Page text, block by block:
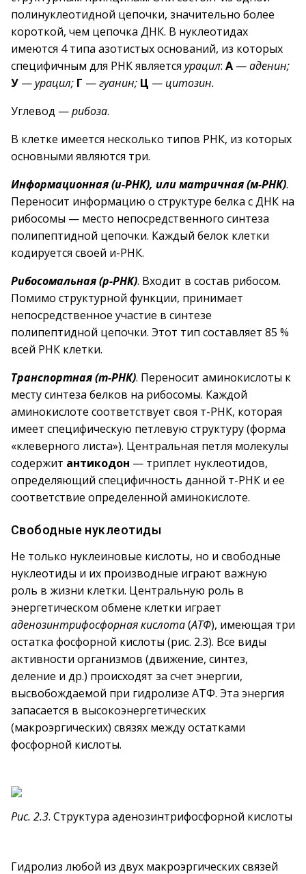
полинуклеотидной цепочки, значительно более
короткой, чем цепочка ДНК. В нуклеотидах
имеются 4 типа азотистых оснований, из которых
специфичным для РНК является урацил: А —аденин;
У —урацил; Г —гуанин; Ц — цитозин.
Углевод —рибоза.
В клетке имеется несколько типов РНК, из которых
основными являются три.
Информационная (и-РНК), или матричная (м-РНК).
Переносит информацию о структуре белка с ДНК на
рибосомы — место непосредственного синтеза
полипептидной цепочки. Каждый белок клетки
кодируется своей и-РНК.
Рибосомальная (р-РНК). Входит в состав рибосом.
Помимо структурной функции, принимает
непосредственное участие в синтезе
полипептидной цепочки. Этот тип составляет 85 %
всей РНК клетки.
Транспортная (т-РНК). Переносит аминокислоты к
месту синтеза белков на рибосомы. Каждой
аминокислоте соответствует своя т-РНК, которая
имеет специфическую петлевую структуру (форма
«клеверного листа»). Центральная петля молекулы
содержит антикодон — триплет нуклеотидов,
определяющий специфичность данной т-РНК и ее
соответствие определенной аминокислоте.
Свободные нуклеотиды
Не только нуклеиновые кислоты, но и свободные
нуклеотиды и их производные играют важную
роль в жизни клетки. Центральную роль в
энергетическом обмене клетки играет
аденозинтрифосфорная кислота(АТФ), имеющая три
остатка фосфорной кислоты (рис. 2.3). Все виды
активности организмов (движение, синтез,
деление и др.) происходят за счет энергии,
высвобождаемой при гидролизе АТФ. Эта энергия
запасается в высокоэнергетических
(макроэргических) связях между остатками
фосфорной кислоты.
Рис. 2.3. Структура аденозинтрифосфорной кислоты
Гидролиз любой из двух макроэргических связей